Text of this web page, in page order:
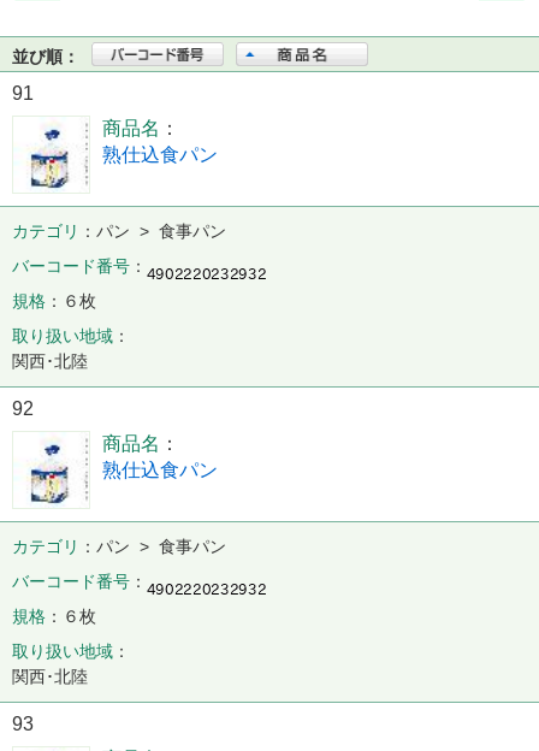
並び順：
91
商品名
熟仕込食パン
カテゴリ
パン > 食事パン
バーコード番号
規格
６枚
取り扱い地域
関西･北陸
92
商品名
熟仕込食パン
カテゴリ
パン > 食事パン
バーコード番号
規格
６枚
取り扱い地域
関西･北陸
93